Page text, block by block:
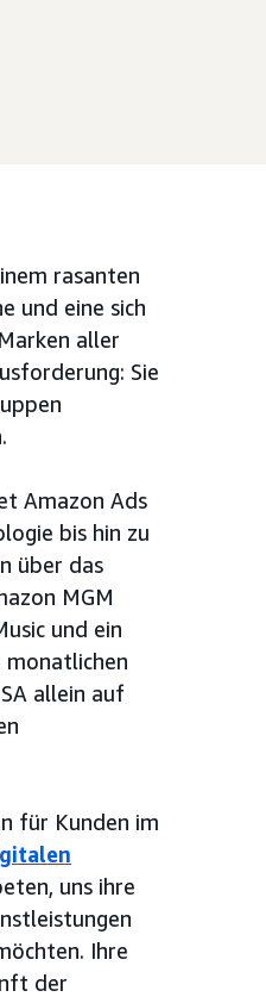
rasanten
und eine sich
aller
Sie
Amazon Ads
bis hin zu
über das
MGM
und ein
allein auf
für Kunden im
uns ihre
Ihre
der